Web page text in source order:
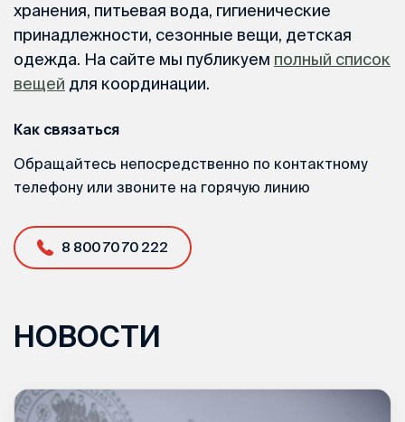
хранения, питьевая вода, гигиенические
принадлежности, сезонные вещи, детская
одежда. На сайте мы публикуем полный список
вещей для координации.
Как связаться
Обращайтесь непосредственно по контактному
телефону или звоните на горячую линию
8 800 70 70 222
НОВОСТИ